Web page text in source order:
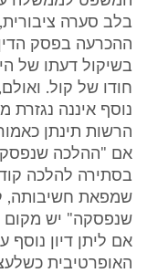
בלב סערה ציבורית,
ההכרעה בפסק
בשיקול דעתו של
חודו של קול.
נוסף איננה
אם "ההלכה
בסתירה להלכה
שמפאת חשיבותה,
שנפסקה" יש מקום
אם ליתן דיון
האופרטיבית